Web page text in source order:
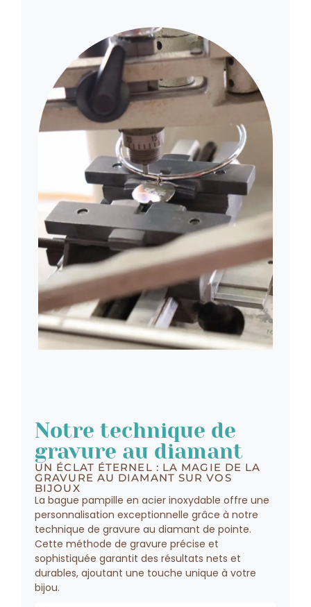
Notre technique de
gravure au diamant
UN ÉCLAT ÉTERNEL : LA MAGIE DE LA
GRAVURE AU DIAMANT SUR VOS
BIJOUX
La bague pampille en acier inoxydable offre une
personnalisation exceptionnelle grâce à notre
technique de gravure au diamant de pointe.
Cette méthode de gravure précise et
sophistiquée garantit des résultats nets et
durables, ajoutant une touche unique à votre
bijou.